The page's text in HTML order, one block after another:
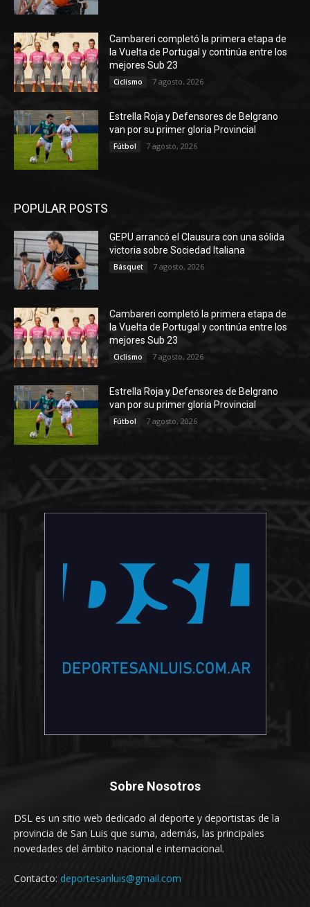
Cambareri completó la primera etapa de
la Vuelta de Portugal y continúa entre los
mejores Sub 23
Ciclismo 7 agosto, 2026
Estrella Roja y Defensores de Belgrano
van por su primer gloria Provincial
Fútbol 7 agosto, 2026
POPULAR POSTS
GEPU arrancó el Clausura con una sólida
victoria sobre Sociedad Italiana
Básquet 7 agosto, 2026
Cambareri completó la primera etapa de
la Vuelta de Portugal y continúa entre los
mejores Sub 23
Ciclismo 7 agosto, 2026
Estrella Roja y Defensores de Belgrano
van por su primer gloria Provincial
Fútbol 7 agosto, 2026
Sobre Nosotros
DSL es un sitio web dedicado al deporte y deportistas de la
provincia de San Luis que suma, además, las principales
novedades del ámbito nacional e internacional.
Contacto: deportesanluis@gmail.com